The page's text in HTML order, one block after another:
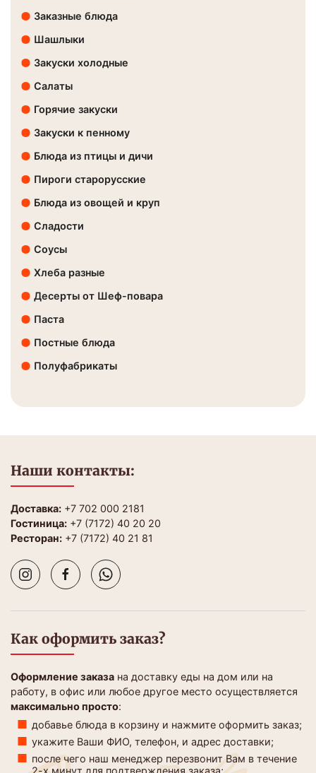
Заказные блюда
Шашлыки
Закуски холодные
Салаты
Горячие закуски
Закуски к пенному
Блюда из птицы и дичи
Пироги старорусские
Блюда из овощей и круп
Сладости
Соусы
Хлеба разные
Десерты от Шеф-повара
Паста
Постные блюда
Полуфабрикаты
Наши контакты:
Доставка: +7 702 000 2181
Гостиница: +7 (7172) 40 20 20
Ресторан: +7 (7172) 40 21 81
Как оформить заказ?
Оформление заказа на доставку еды на дом или на
работу, в офис или любое другое место осуществляется
максимально просто:
добавье блюда в корзину и нажмите оформить заказ;
укажите Ваши ФИО, телефон, и адрес доставки;
после чего наш менеджер перезвонит Вам в течение